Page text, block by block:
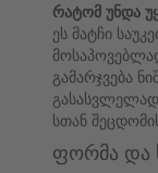
რატომ უნდა
ეს მატჩი
გამარჯვება
სთან
ფორმა და